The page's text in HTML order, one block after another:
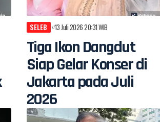
SELEB 13 Juli 2026 20:31 WIB
Tiga Ikon Dangdut
Siap Gelar Konser di
Jakarta pada Juli
2026